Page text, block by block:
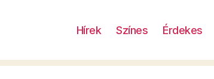
Hírek Színes Érdekes